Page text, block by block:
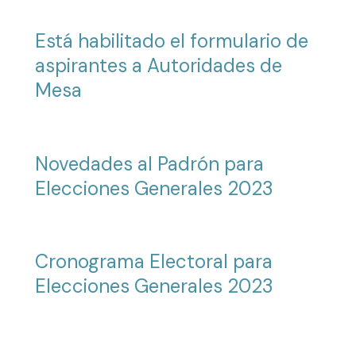
Está habilitado el formulario de
aspirantes a Autoridades de
Mesa
Novedades al Padrón para
Elecciones Generales 2023
Cronograma Electoral para
Elecciones Generales 2023